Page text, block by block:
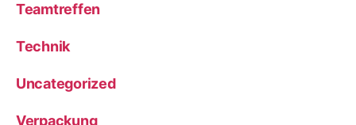
Teamtreffen
Technik
Uncategorized
Verpackung